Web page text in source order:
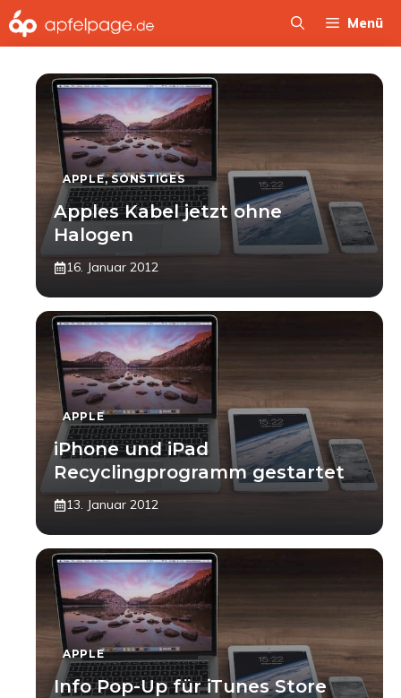
Zum
Inhalt
Menü
APPLE,SONSTIGES
Apples Kabel jetzt ohne
Halogen
16. Januar 2012
APPLE
iPhone und iPad
Recyclingprogramm gestartet
13. Januar 2012
APPLE
Info Pop-Up für iTunes Store